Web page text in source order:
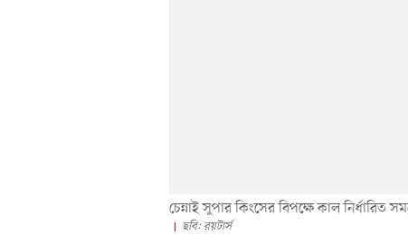
চেন্নাই সুপার কিংসের বিপক্ষে কাল নির্ধারিত
ছবি: রয়টার্স